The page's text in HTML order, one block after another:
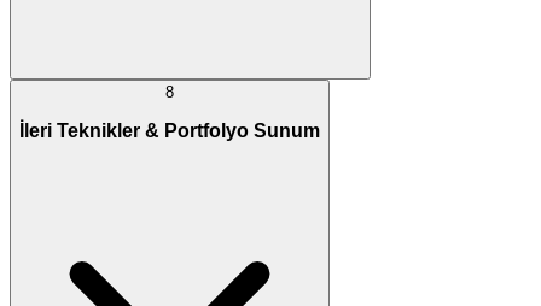
8
İleri Teknikler & Portfolyo Sunum